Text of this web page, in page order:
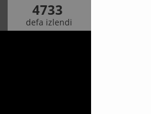
4733
defa izlendi